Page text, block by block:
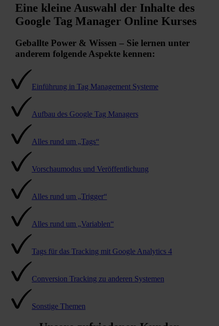
Eine kleine Auswahl der Inhalte des
Google Tag Manager Online Kurses
Geballte Power & Wissen – Sie lernen unter
anderem folgende Aspekte kennen:
Einführung in Tag Management Systeme
Aufbau des Google Tag Managers
Alles rund um „Tags“
Vorschaumodus und Veröffentlichung
Alles rund um „Trigger“
Alles rund um „Variablen“
Tags für das Tracking mit Google Analytics 4
Conversion Tracking zu anderen Systemen
Sonstige Themen